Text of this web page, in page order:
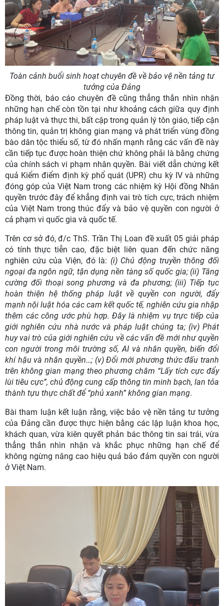
Toàn cảnh buổi sinh hoạt chuyên đề về bảo vệ nền tảng tư
tưởng của Đảng
Đồng thời, báo cáo chuyên đềcũng thẳng thắn nhìn nhận
những hạn chế còn tồn tại như khoảng cách giữa quy định
pháp luật và thực thi, bất cập trong quản lý tôn giáo, tiếp cận
thông tin, quản trị không gian mạng và phát triển vùng đồng
bào dân tộc thiểu số, từ đó nhấn mạnh rằng các vấn đề này
cần tiếp tục được hoàn thiện chứ không phải là bằng chứng
của chính sách vi phạm nhân quyền. Bài viết dẫn chứng kết
quả Kiểm điểm định kỳ phổ quát (UPR) chu kỳ IV và những
đóng góp của Việt Nam trong các nhiệm kỳ Hội đồng Nhân
quyền trước đây để khẳng định vai trò tích cực, trách nhiệm
của Việt Nam trong thúc đẩy và bảo vệ quyền con người ở
cả phạm vi quốc gia và quốc tế.
Trên cơ sở đó,đ/c ThS. Trần Thị Loan đề xuất 05 giải pháp
có tính thực tiễn cao, đặc biệt liên quan đến chức năng
nghiên cứu của Viện, đó là: (i) Chủ động truyền thông đối
ngoại đa ngôn ngữ, tận dụng nền tàng số quốc gia; (ii) Tăng
cường đối thoạisong phương và đa phương; (iii) Tiếp tục
hoàn thiện hệ thốngpháp luật về quyền con người,đẩy
mạnh nội luật hóa các cam kết quốc tế, nghiên cứu gia nhập
thêm các công ước phù hợp. Đây là nhiệm vụ trực tiếp của
giới nghiên cứu nhà nước và pháp luật chúng ta; (iv) Phát
huy vai trò của giới nghiên cứu về các vấn đề mới như quyền
con người trong môi trường số, AI và nhân quyền, biến đổi
khí hậu và nhân quyền…; (v) Đổi mới phương thức đấu tranh
trên không gian mạngtheo phương châm “Lấy tích cực đẩy
lùi tiêu cực”, chủ động cung cấp thông tin minh bạch, lan tỏa
thành tựu thực chất để “phủ xanh” không gian mạng.
Bài tham luận kết luận rằng,việc bảo vệ nền tảng tư tưởng
của Đảng cần được thực hiện bằng các lập luận khoa học,
khách quan, vừa kiên quyết phản bác thông tin sai trái, vừa
thẳng thắn nhìn nhận và khắc phục những hạn chế để
không ngừng nâng cao hiệu quả bảo đảm quyền con người
ở Việt Nam.